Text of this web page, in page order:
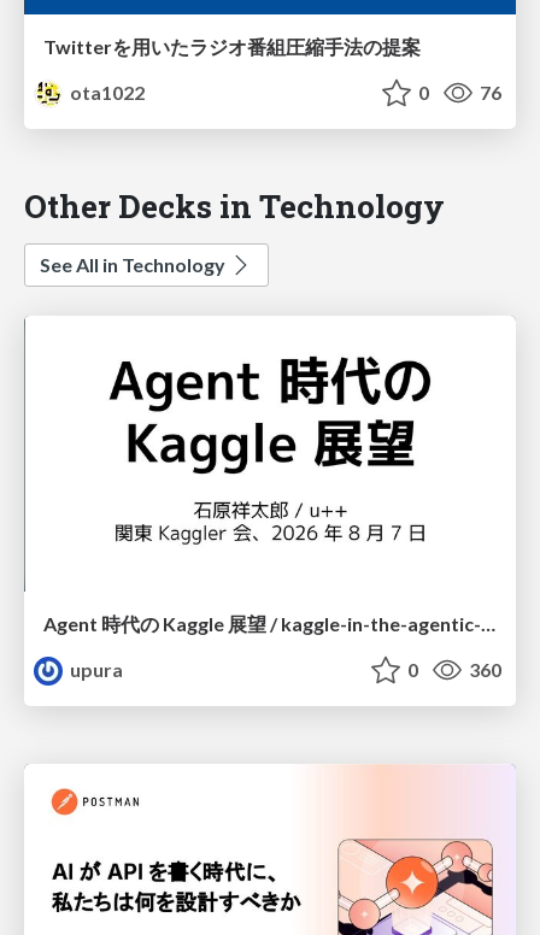
Twitterを用いたラジオ番組圧縮手法の提案
ota1022
0 76
Other Decks in Technology
See All in Technology
Agent 時代の Kaggle 展望 / kaggle-in-the-agentic-era
upura
0 360